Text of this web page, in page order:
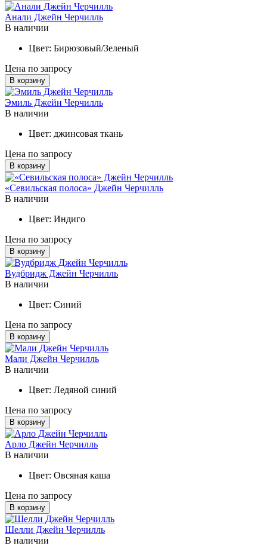
Анали Джейн Черчилль
В наличии
Цвет: Бирюзовый/Зеленый
Цена по запросу
В корзину
Эмиль Джейн Черчилль
В наличии
Цвет: джинсовая ткань
Цена по запросу
В корзину
«Севильская полоса» Джейн Черчилль
В наличии
Цвет: Индиго
Цена по запросу
В корзину
Вудбридж Джейн Черчилль
В наличии
Цвет: Синий
Цена по запросу
В корзину
Мали Джейн Черчилль
В наличии
Цвет: Ледяной синий
Цена по запросу
В корзину
Арло Джейн Черчилль
В наличии
Цвет: Овсяная каша
Цена по запросу
В корзину
Шелли Джейн Черчилль
В наличии